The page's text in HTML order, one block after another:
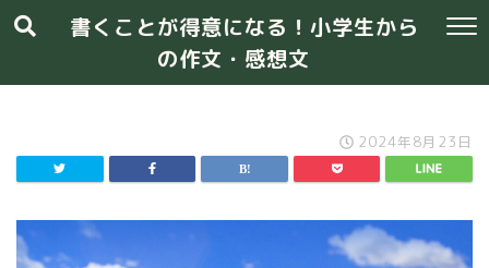
書くことが得意になる！小学生から
の作文・感想文
2024年8月23日